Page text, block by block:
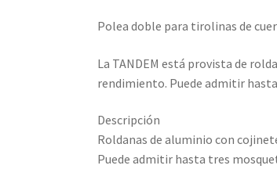
Polea doble para tirolinas de
La TANDEM está provista de
rendimiento. Puede admitir
Descripción
Roldanas de aluminio con
Puede admitir hasta tres